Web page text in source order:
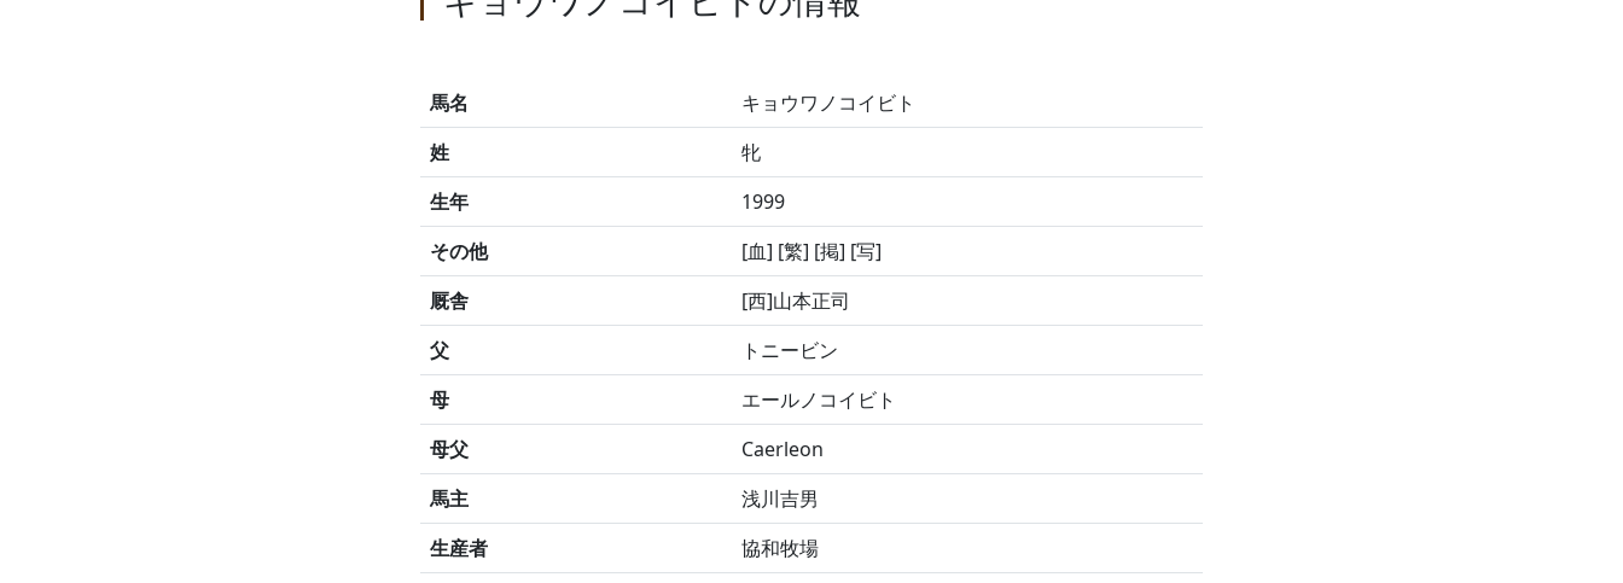
馬名
キョウワノコイビト
姓
牝
生年
1999
その他
[血] [繁] [掲] [写]
厩舎
[西]山本正司
父
トニービン
母
エールノコイビト
母父
Caerleon
馬主
浅川吉男
生産者
協和牧場